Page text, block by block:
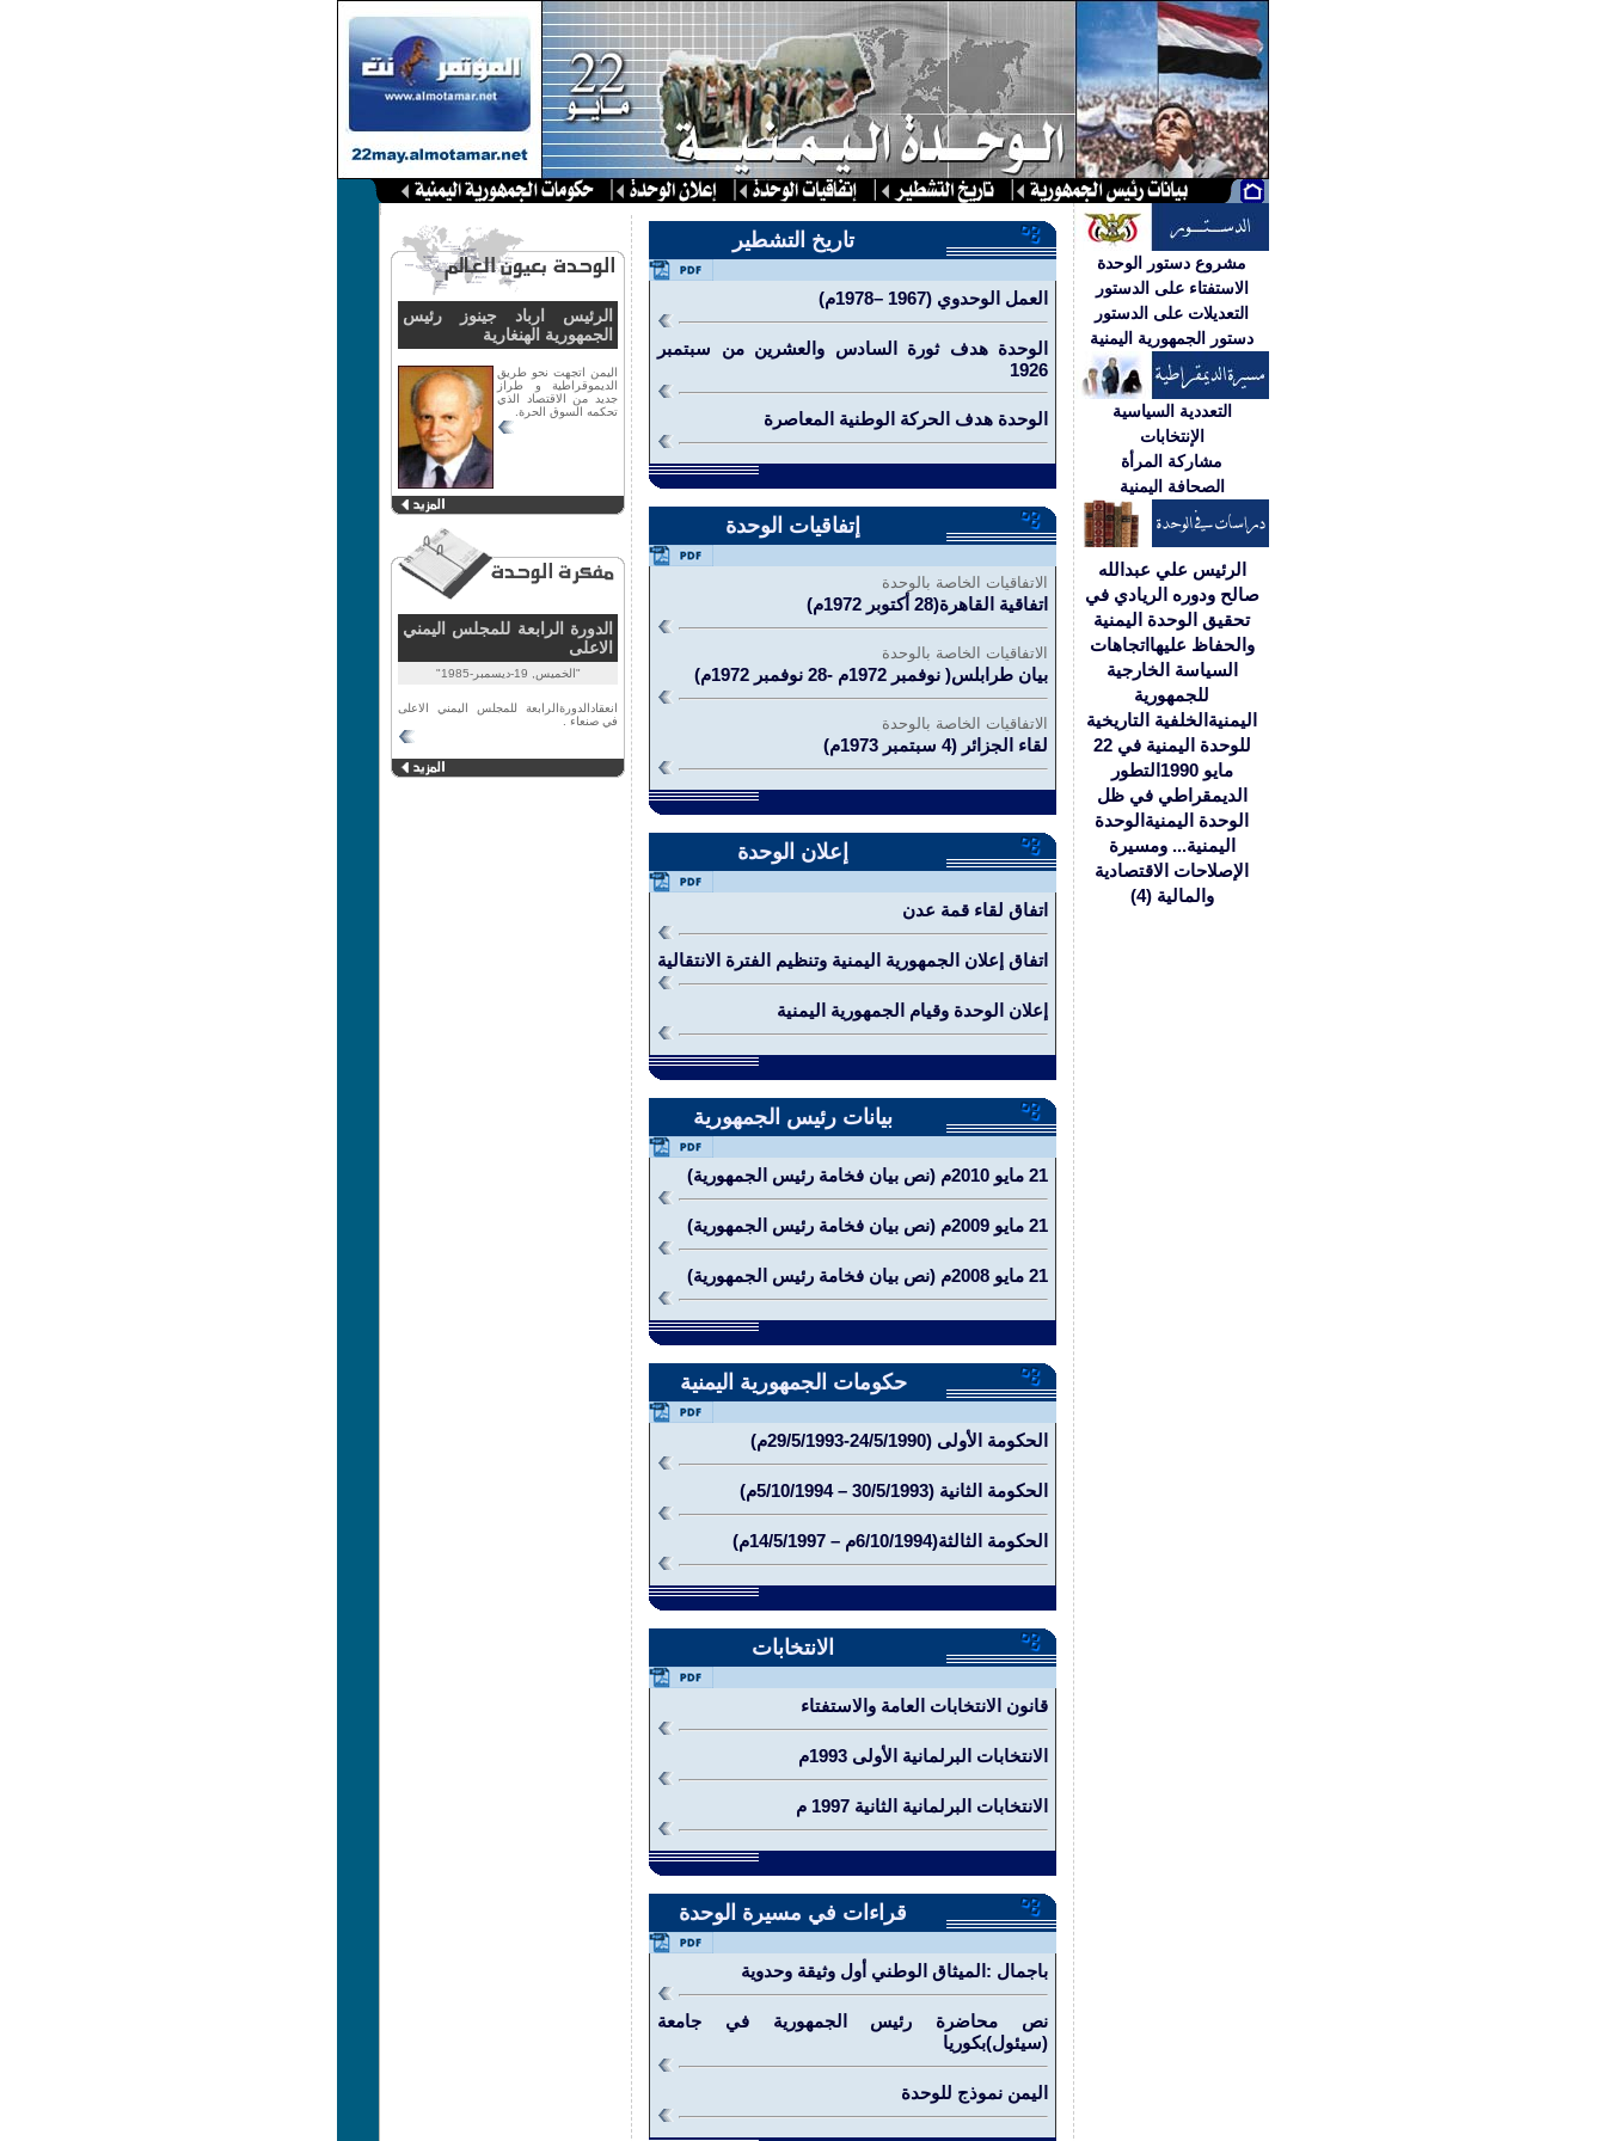
مشروع دستور الوحدة
الاستفتاء على الدستور
التعديلات على الدستور
دستور الجمهورية اليمنية
التعددية السياسية
الإنتخابات
مشاركة المرأة
الصحافة اليمنية
الرئيس علي عبدالله
صالح ودوره الريادي في
تحقيق الوحدة اليمنية
والحفاظ عليها اتجاهات
السياسة الخارجية
للجمهورية
اليمنية الخلفية التاريخية
للوحدة اليمنية في 22
مايو 1990
التطور
الديمقراطي في ظل
الوحدة اليمنية الوحدة
اليمنية... ومسيرة
الإصلاحات الاقتصادية
والمالية (4)
تاريخ التشطير
العمل الوحدوي (1967 –1978م)
الوحدة هدف ثورة السادس والعشرين من سبتمبر
1926
الوحدة هدف الحركة الوطنية المعاصرة
إتفاقيات الوحدة
الاتفاقيات الخاصة بالوحدة
اتفاقية القاهرة(28 أكتوبر 1972م)
الاتفاقيات الخاصة بالوحدة
بيان طرابلس( نوفمبر 1972م -28 نوفمبر 1972م)
الاتفاقيات الخاصة بالوحدة
لقاء الجزائر (4 سبتمبر 1973م)
إعلان الوحدة
اتفاق لقاء قمة عدن
اتفاق إعلان الجمهورية اليمنية وتنظيم الفترة الانتقالية
إعلان الوحدة وقيام الجمهورية اليمنية
بيانات رئيس الجمهورية
21 مايو 2010م (نص بيان فخامة رئيس الجمهورية)
21 مايو 2009م (نص بيان فخامة رئيس الجمهورية)
21 مايو 2008م (نص بيان فخامة رئيس الجمهورية)
حكومات الجمهورية اليمنية
الحكومة الأولى (24/5/1990-29/5/1993م)
الحكومة الثانية (30/5/1993 – 5/10/1994م)
الحكومة الثالثة(6/10/1994م – 14/5/1997م)
الانتخابات
قانون الانتخابات العامة والاستفتاء
الانتخابات البرلمانية الأولى 1993م
الانتخابات البرلمانية الثانية 1997 م
قراءات في مسيرة الوحدة
باجمال‮ ‬:الميثاق‮ ‬الوطني‮ ‬أول‮ ‬وثيقة‮ ‬وحدوية‮ ‬
نص محاضرة رئيس الجمهورية في جامعة
(سيئول)بكوريا
اليمن نموذج للوحدة
الرئيس ارباد جينوز رئيس
الجمهورية الهنغارية
اليمن اتجهت نحو طريق
الديموقراطية و طراز
جديد من الاقتصاد الذي
تحكمه السوق الحرة.
الدورة الرابعة للمجلس اليمني
الاعلى
"الخميس, 19-ديسمبر-1985"
انعقادالدورةالرابعة للمجلس اليمني الاعلى
في صنعاء .